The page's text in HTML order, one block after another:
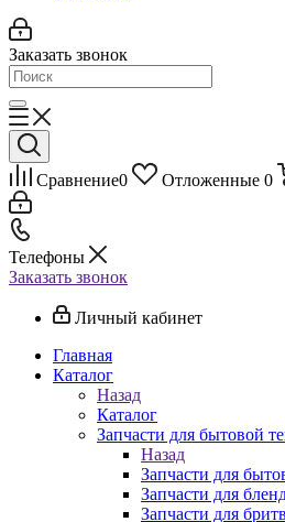
Заказать звонок
Сравнение0 Отложенные 0
Телефоны
Заказать звонок
Личный кабинет
Главная
Каталог
Назад
Каталог
Запчасти для бытовой
Назад
Запчасти для
Запчасти для
Запчасти для бритв